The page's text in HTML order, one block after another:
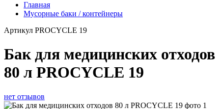
Главная
Мусорные баки / контейнеры
Артикул PROCYCLE 19
Бак для медицинских отходов
80 л PROCYCLE 19
нет отзывов